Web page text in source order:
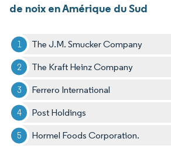
de noix en Amérique du Sud
The J.M. Smucker Company
The Kraft Heinz Company
Ferrero International
Post Holdings
Hormel Foods Corporation.